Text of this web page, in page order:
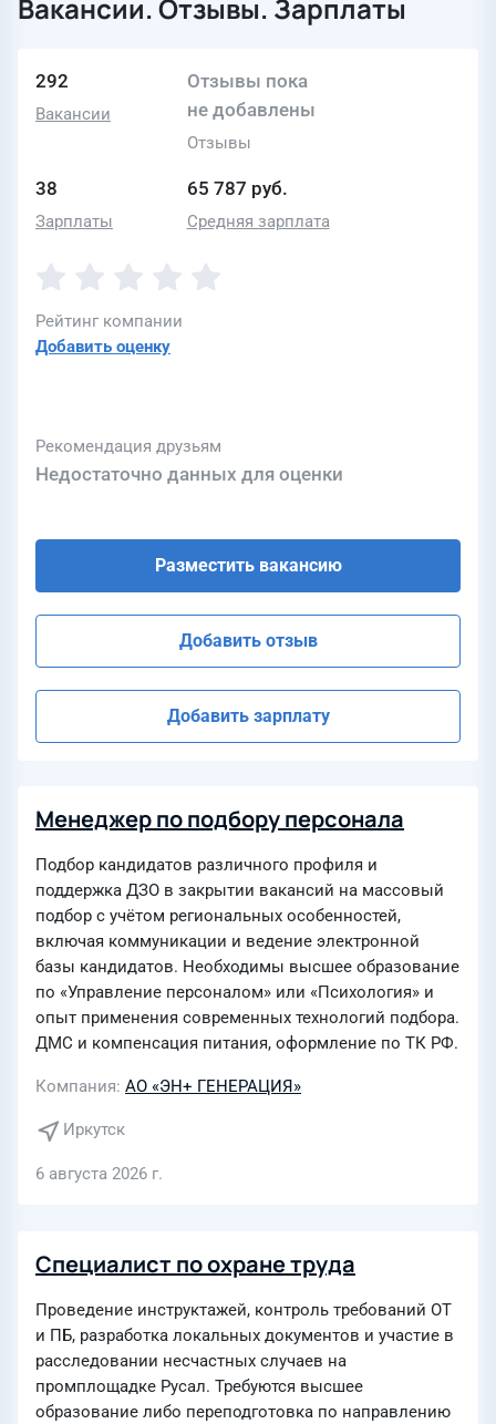
Вакансии. Отзывы. Зарплаты
292
Вакансии
Отзывы пока
не добавлены
Отзывы
38
Зарплаты
65 787 руб.
Средняя зарплата
Рейтинг компании
Добавить оценку
Рекомендация друзьям
Недостаточно данных для оценки
Разместить вакансию
Добавить отзыв
Добавить зарплату
Менеджер по подбору персонала
Подбор кандидатов различного профиля и
поддержка ДЗО в закрытии вакансий на массовый
подбор с учётом региональных особенностей,
включая коммуникации и ведение электронной
базы кандидатов. Необходимы высшее образование
по «Управление персоналом» или «Психология» и
опыт применения современных технологий подбора.
ДМС и компенсация питания, оформление по ТК РФ.
Компания АО «ЭН+ ГЕНЕРАЦИЯ»
Иркутск
6 августа 2026 г.
Специалист по охране труда
Проведение инструктажей, контроль требований ОТ
и ПБ, разработка локальных документов и участие в
расследовании несчастных случаев на
промплощадке Русал. Требуются высшее
образование либо переподготовка по направлению